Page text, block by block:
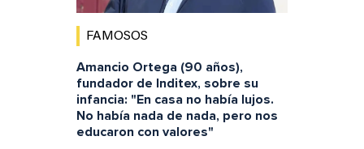
FAMOSOS
Amancio Ortega (90 años),
fundador de Inditex, sobre su
infancia: "En casa no había lujos.
No había nada de nada, pero nos
educaron con valores"